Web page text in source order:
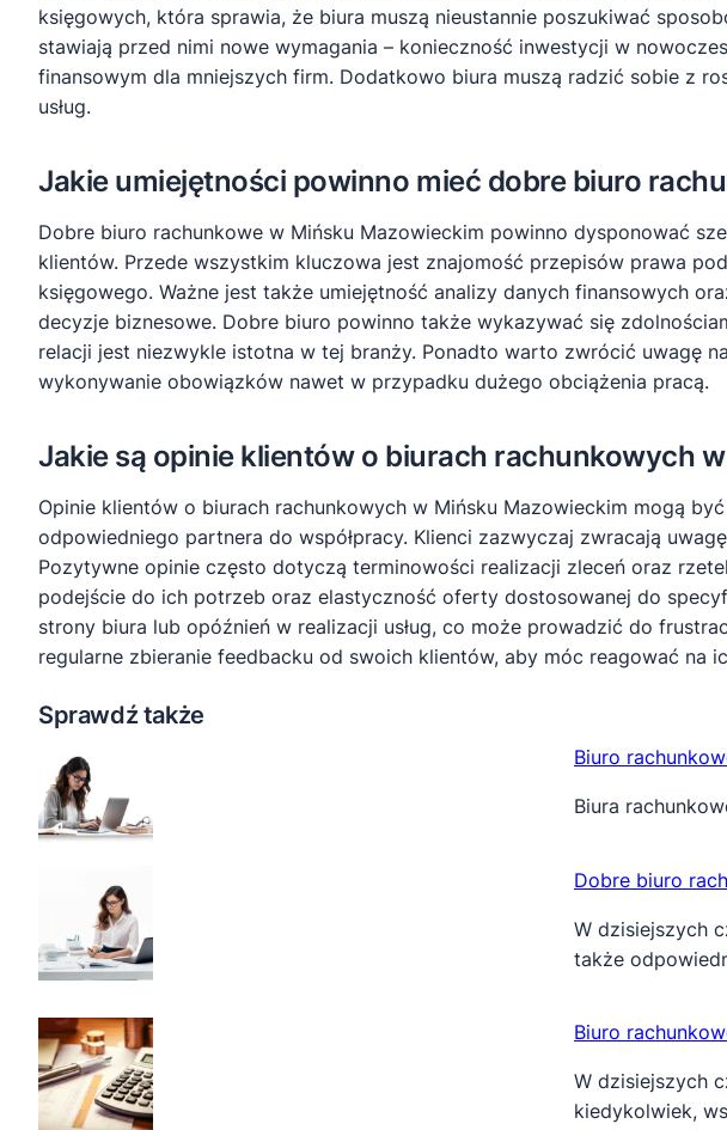
księgowych, która sprawia, że biura muszą nieustannie poszukiwać
stawiają przed nimi nowe wymagania – konieczność inwestycji w
finansowym dla mniejszych firm. Dodatkowo biura muszą radzić sobie z
usług.
Jakie umiejętności powinno mieć dobre biuro
Dobre biuro rachunkowe w Mińsku Mazowieckim powinno dysponować
klientów. Przede wszystkim kluczowa jest znajomość przepisów prawa
księgowego. Ważne jest także umiejętność analizy danych finansowych
decyzje biznesowe. Dobre biuro powinno także wykazywać się
relacji jest niezwykle istotna w tej branży. Ponadto warto zwrócić uwagę
wykonywanie obowiązków nawet w przypadku dużego obciążenia pracą.
Jakie są opinie klientów o biurach rachunkowych
Opinie klientów o biurach rachunkowych w Mińsku Mazowieckim mogą
odpowiedniego partnera do współpracy. Klienci zazwyczaj zwracają
Pozytywne opinie często dotyczą terminowości realizacji zleceń oraz
podejście do ich potrzeb oraz elastyczność oferty dostosowanej do
strony biura lub opóźnień w realizacji usług, co może prowadzić do
regularne zbieranie feedbacku od swoich klientów, aby móc reagować na
Sprawdź także
Biuro
Biura
Dobre biuro
W dzisiejszych
także
Biuro
W dzisiejszych
kiedykolwiek,